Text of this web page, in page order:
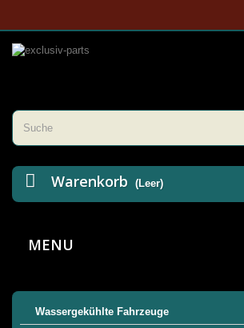
Warenkorb (Leer)
MENU
Wassergekühlte Fahrzeuge